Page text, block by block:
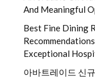
And Meaningful
Best Fine Dining
Exceptional
아바트레이드 신